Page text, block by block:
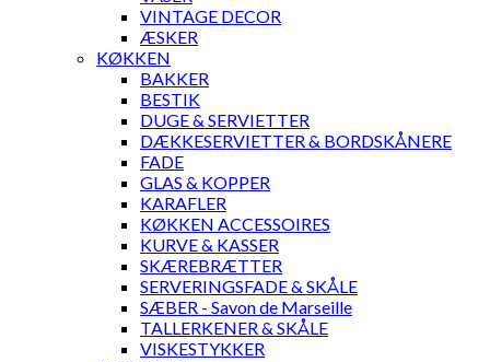
VINTAGE DECOR
ÆSKER
KØKKEN
BAKKER
BESTIK
DUGE & SERVIETTER
DÆKKESERVIETTER & BORDSKÅNERE
FADE
GLAS & KOPPER
KARAFLER
KØKKEN ACCESSOIRES
KURVE & KASSER
SKÆREBRÆTTER
SERVERINGSFADE & SKÅLE
SÆBER - Savon de Marseille
TALLERKENER & SKÅLE
VISKESTYKKER